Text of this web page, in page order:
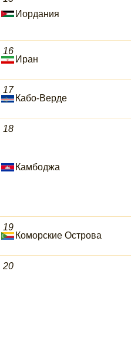
Иордания
16
Иран
17
Кабо-Верде
18
Камбоджа
19
Коморские Острова
20